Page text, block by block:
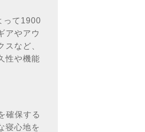
って1900
アやアウ
など、
性や機能
確保する
寝心地を